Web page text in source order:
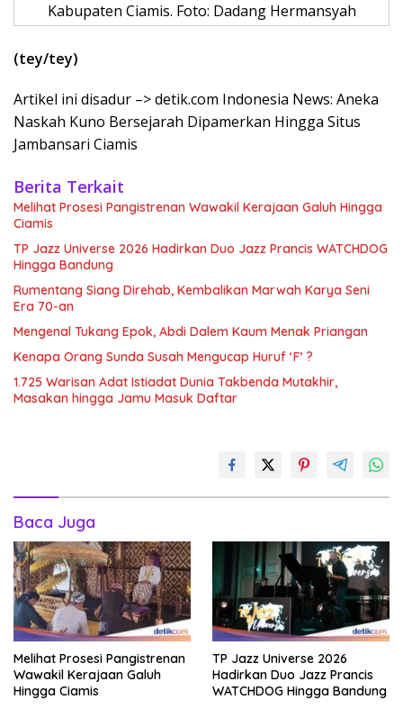
Kabupaten Ciamis. Foto: Dadang Hermansyah
(tey/tey)
Artikel ini disadur –> detik.com Indonesia News: Aneka
Naskah Kuno Bersejarah Dipamerkan Hingga Situs
Jambansari Ciamis
Berita Terkait
Melihat Prosesi Pangistrenan Wawakil Kerajaan Galuh Hingga
Ciamis
TP Jazz Universe 2026 Hadirkan Duo Jazz Prancis WATCHDOG
Hingga Bandung
Rumentang Siang Direhab, Kembalikan Marwah Karya Seni
Era 70-an
Mengenal Tukang Epok, Abdi Dalem Kaum Menak Priangan
Kenapa Orang Sunda Susah Mengucap Huruf ‘F’ ?
1.725 Warisan Adat Istiadat Dunia Takbenda Mutakhir,
Masakan hingga Jamu Masuk Daftar
Baca Juga
Melihat Prosesi Pangistrenan
Wawakil Kerajaan Galuh
Hingga Ciamis
TP Jazz Universe 2026
Hadirkan Duo Jazz Prancis
WATCHDOG Hingga Bandung